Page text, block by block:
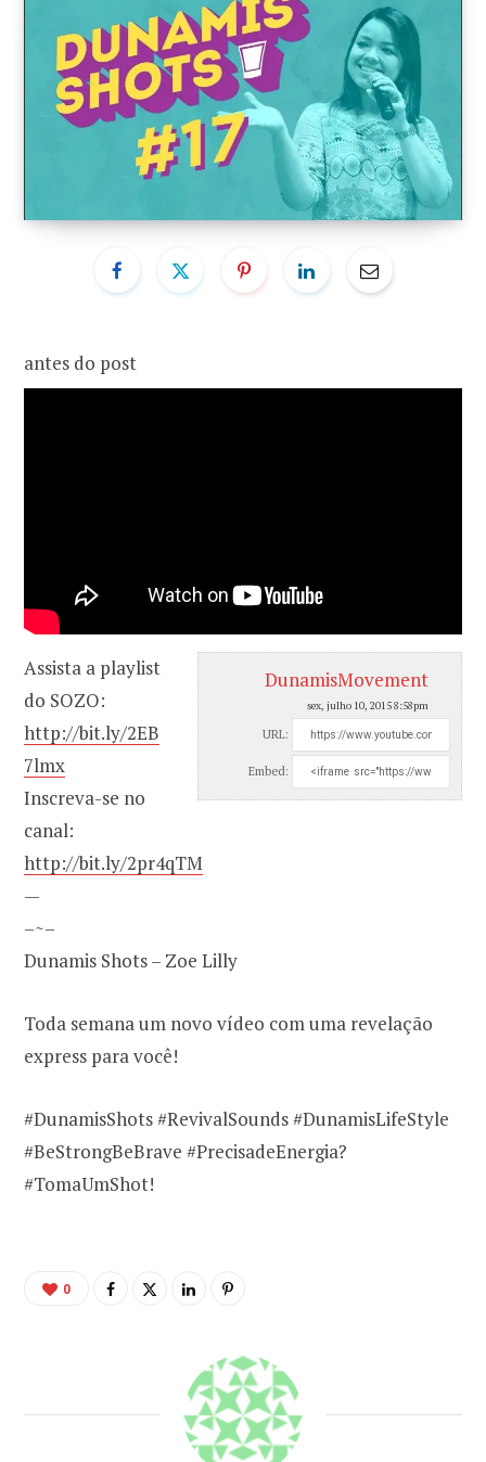
o r
a
m
antes do post
DunamisMovement
sex, julho 10, 2015 8:58pm
URL:
Embed:
Assista a playlist
do SOZO:
http://bit.ly/2EB
7lmx
Inscreva-se no
canal:
http://bit.ly/2pr4qTM
—
–~–
Dunamis Shots – Zoe Lilly
Toda semana um novo vídeo com uma revelação
express para você!
#DunamisShots #RevivalSounds #DunamisLifeStyle
#BeStrongBeBrave #PrecisadeEnergia?
#TomaUmShot!
0